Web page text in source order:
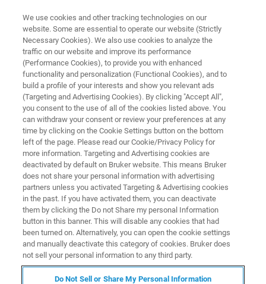
EVENT - CHINA
中国化学会第十九届全国光化学
学术讨论会
联系我们
会议简介
We use cookies and other tracking technologies on our
website. Some are essential to operate our website (Strictly
Necessary Cookies). We also use cookies to analyze the
traffic on our website and improve its performance
(Performance Cookies), to provide you with enhanced
functionality and personalization (Functional Cookies), and to
build a profile of your interests and show you relevant ads
(Targeting and Advertising Cookies). By clicking "Accept All",
you consent to the use of all of the cookies listed above. You
can withdraw your consent or review your preferences at any
time by clicking on the Cookie Settings button on the bottom
left of the page. Please read our Cookie/Privacy Policy for
more information. Targeting and Advertising cookies are
deactivated by default on Bruker website. This means Bruker
does not share your personal information with advertising
partners unless you activated Targeting & Advertising cookies
in the past. If you have activated them, you can deactivate
them by clicking the Do not Share my personal Information
button in this banner. This will disable any cookies that had
been turned on. Alternatively, you can open the cookie settings
and manually deactivate this category of cookies. Bruker does
not sell your personal information to any third party.
Do Not Sell or Share My Personal Information